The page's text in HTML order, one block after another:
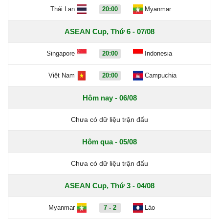
Thái Lan 20:00 Myanmar
ASEAN Cup, Thứ 6 - 07/08
Singapore 20:00 Indonesia
Việt Nam 20:00 Campuchia
Hôm nay - 06/08
Chưa có dữ liệu trận đấu
Hôm qua - 05/08
Chưa có dữ liệu trận đấu
ASEAN Cup, Thứ 3 - 04/08
Myanmar 7 - 2 Lào